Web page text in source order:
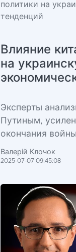
политики на
тенденций
Влияние
на
Эксперты
Путиным,
окончания
Валерій Клочок
2025-07-07 09:45:08